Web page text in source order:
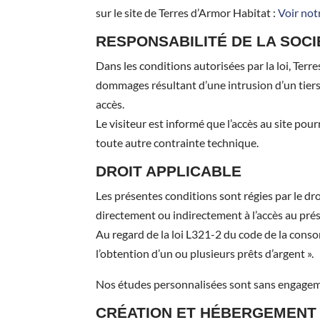
sur le site de Terres d’Armor Habitat : Voir
RESPONSABILITÉ DE LA
Dans les conditions autorisées par la loi,
dommages résultant d’une intrusion d’un
accès.
Le visiteur est informé que l’accès au site
toute autre contrainte technique.
DROIT APPLICABLE
Les présentes conditions sont régies par le
directement ou indirectement à l’accès au
Au regard de la loi L321-2 du code de la
l’obtention d’un ou plusieurs prêts d’argent ».
Nos études personnalisées sont sans
CRÉATION ET